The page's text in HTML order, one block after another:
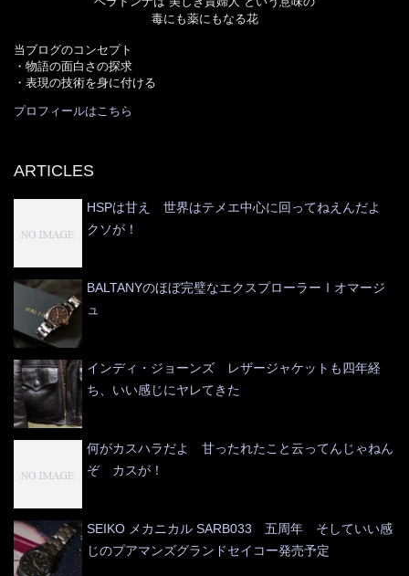
毒にも薬にもなる花
当ブログのコンセプト
・物語の面白さの探求
・表現の技術を身に付ける
プロフィールはこちら
ARTICLES
HSPは甘え 世界はテメエ中心に回ってねえんだよ
クソが！
BALTANYのほぼ完璧なエクスプローラーⅠオマージ
ュ
インディ・ジョーンズ レザージャケットも四年経
ち、いい感じにヤレてきた
何がカスハラだよ 甘ったれたこと云ってんじゃねん
ぞ カスが！
SEIKO メカニカル SARB033 五周年 そしていい感
じのプアマンズグランドセイコー発売予定